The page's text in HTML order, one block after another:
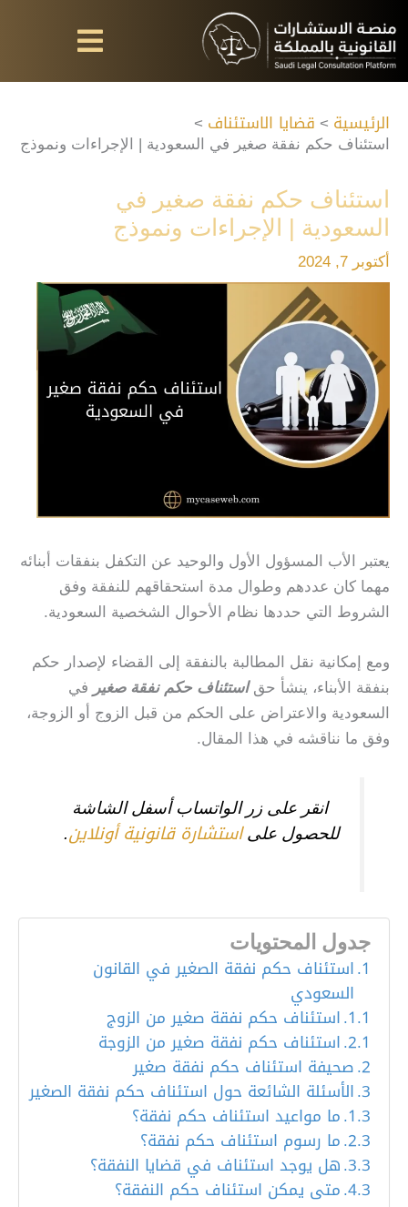
إلى
المحتوى
الرئيسية قضايا الاستئناف
استئناف حكم نفقة صغير في السعودية | الإجراءات ونموذج
استئناف حكم نفقة صغير في
السعودية | الإجراءات ونموذج
أكتوبر 7, 2024
يعتبر الأب المسؤول الأول والوحيد عن التكفل بنفقات أبنائه
مهما كان عددهم وطوال مدة استحقاقهم للنفقة وفق
الشروط التي حددها نظام الأحوال الشخصية السعودية.
ومع إمكانية نقل المطالبة بالنفقة إلى القضاء لإصدار حكم
بنفقة الأبناء، ينشأ حقاستئناف حكم نفقة صغير في
السعودية والاعتراض على الحكم من قبل الزوج أو الزوجة،
وفق ما نناقشه في هذا المقال.
انقر على زر الواتساب أسفل الشاشة
للحصول علىاستشارة قانونية أونلاين.
جدول المحتويات
استئناف حكم نفقة الصغير في القانون
السعودي
استئناف حكم نفقة صغير من الزوج
استئناف حكم نفقة صغير من الزوجة
صحيفة استئناف حكم نفقة صغير
الأسئلة الشائعة حول استئناف حكم نفقة الصغير
ما مواعيد استئناف حكم نفقة؟
ما رسوم استئناف حكم نفقة؟
هل يوجد استئناف في قضايا النفقة؟
متى يمكن استئناف حكم النفقة؟